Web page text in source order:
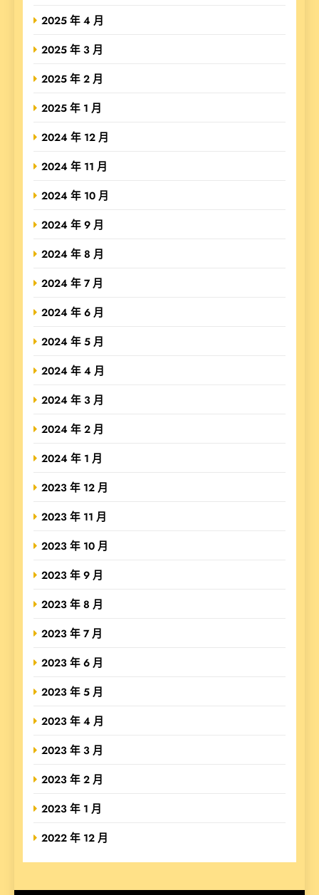
2025 年 4 月
2025 年 3 月
2025 年 2 月
2025 年 1 月
2024 年 12 月
2024 年 11 月
2024 年 10 月
2024 年 9 月
2024 年 8 月
2024 年 7 月
2024 年 6 月
2024 年 5 月
2024 年 4 月
2024 年 3 月
2024 年 2 月
2024 年 1 月
2023 年 12 月
2023 年 11 月
2023 年 10 月
2023 年 9 月
2023 年 8 月
2023 年 7 月
2023 年 6 月
2023 年 5 月
2023 年 4 月
2023 年 3 月
2023 年 2 月
2023 年 1 月
2022 年 12 月